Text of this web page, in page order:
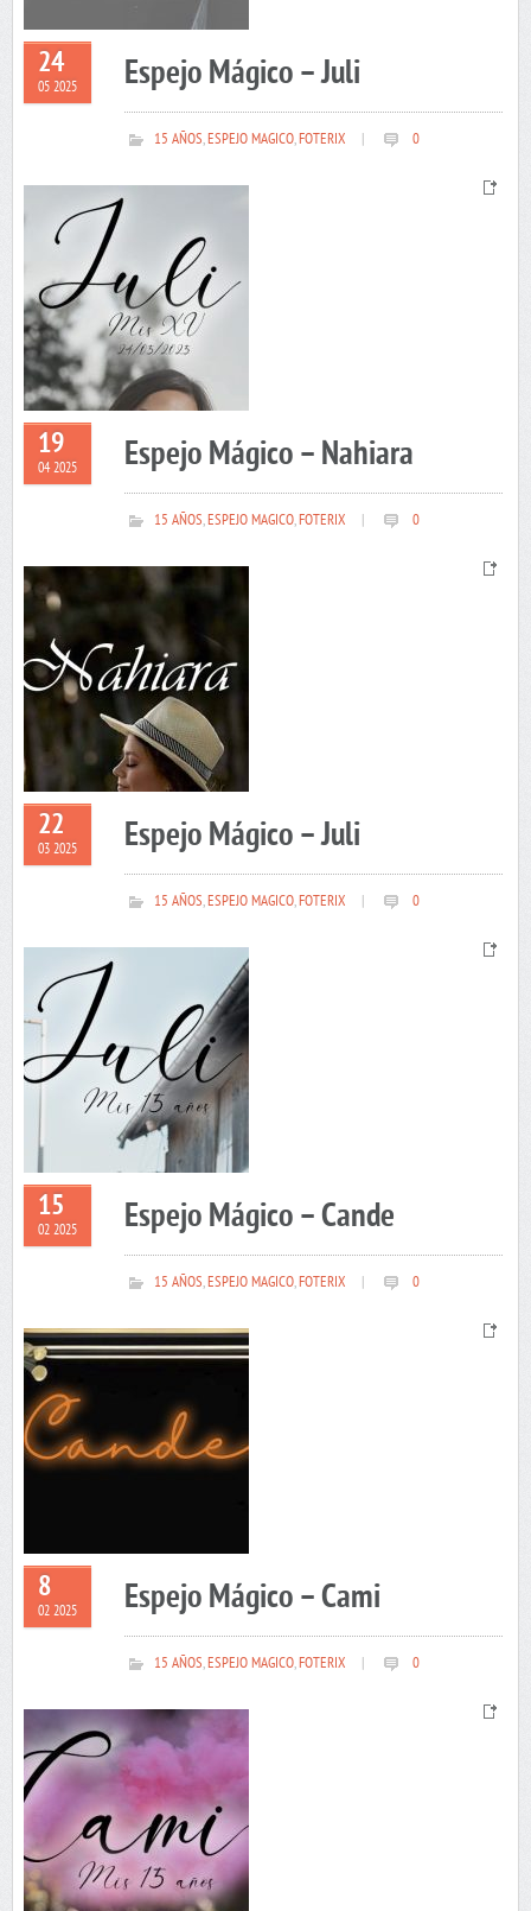
24
05 2025 Espejo Mágico – Juli
15 AÑOS,ESPEJO MAGICO,FOTERIX 0
19
04 2025 Espejo Mágico – Nahiara
15 AÑOS,ESPEJO MAGICO,FOTERIX 0
22
03 2025 Espejo Mágico – Juli
15 AÑOS,ESPEJO MAGICO,FOTERIX 0
15
02 2025 Espejo Mágico – Cande
15 AÑOS,ESPEJO MAGICO,FOTERIX 0
8
02 2025 Espejo Mágico – Cami
15 AÑOS,ESPEJO MAGICO,FOTERIX 0